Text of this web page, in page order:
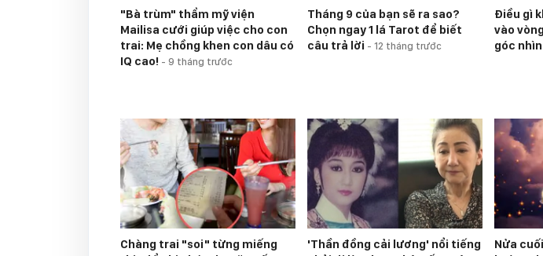
"Bà trùm" thẩm mỹ viện
Mailisa cưới giúp việc cho con
trai: Mẹ chồng khen con dâu có
IQ cao! - 9 tháng trước
Tháng 9 của bạn sẽ ra sao?
Chọn ngay 1 lá Tarot để biết
câu trả lời - 12 tháng trước
Điều gì
vào
góc
Chàng trai "soi" từng miếng
'Thần đồng cải lương' nổi tiếng
Nửa